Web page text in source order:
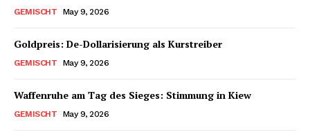
GEMISCHT May 9, 2026
Goldpreis: De-Dollarisierung als Kurstreiber
GEMISCHT May 9, 2026
Waffenruhe am Tag des Sieges: Stimmung in Kiew
GEMISCHT May 9, 2026